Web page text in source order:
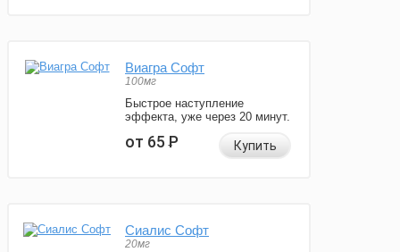
Виагра Софт
100мг
Быстрое наступление
эффекта, уже через 20 минут.
от 65Р Купить
Сиалис Софт
20мг